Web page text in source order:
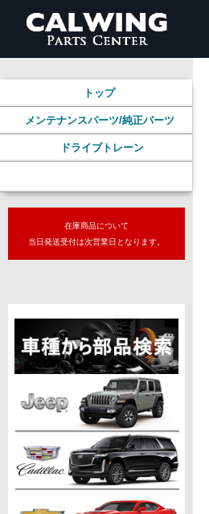
トップ
メンテナンスパーツ/純正パーツ
ドライブトレーン
在庫商品について
当日発送受付は次営業日となります。